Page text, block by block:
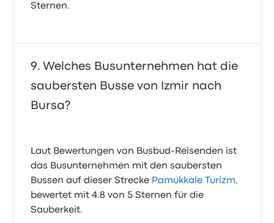
Sternen.
Welches Busunternehmen hat die
saubersten Busse von Izmir nach
Bursa?
Laut Bewertungen von Busbud-Reisenden ist
das Busunternehmen mit den saubersten
Bussen auf dieser Strecke Pamukkale Turizm,
bewertet mit 4.8 von 5 Sternen für die
Sauberkeit.